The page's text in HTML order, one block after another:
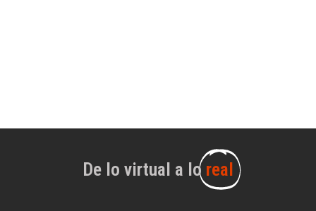
De lo virtual a lo real